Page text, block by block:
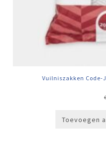
Vuilniszakken Code-
€
Toevoegen